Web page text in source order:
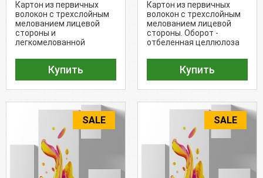
Картон из первичных
волокон с трехслойным
мелованием лицевой
стороны и
легкомелованной
поверхностью (Белизна -
Купить
Картон из первичных
волокон с трехслойным
мелованием лицевой
стороны. Оборот -
отбеленная целлюлоза
(манила) (Белизна - 85%)
Купить
SALE SALE